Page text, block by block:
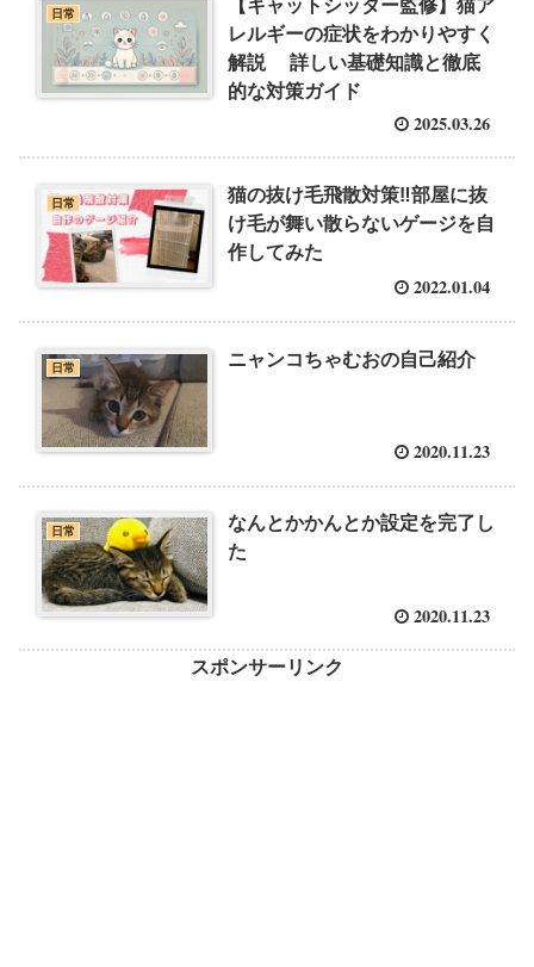
日常
【キャットシッター監修】猫ア
レルギーの症状をわかりやすく
解説 詳しい基礎知識と徹底
的な対策ガイド
2025.03.26
日常
猫の抜け毛飛散対策‼︎部屋に抜
け毛が舞い散らないゲージを自
作してみた
2022.01.04
日常 ニャンコちゃむおの自己紹介
2020.11.23
日常
なんとかかんとか設定を完了し
た
2020.11.23
スポンサーリンク